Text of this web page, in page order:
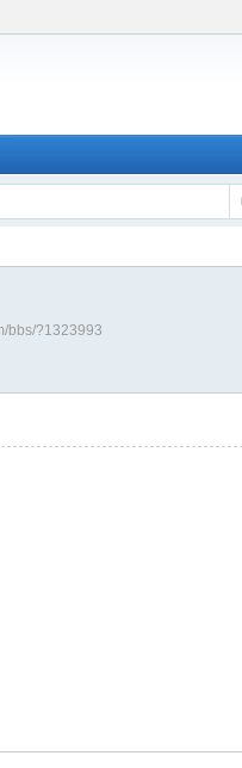
bbs/?1323993